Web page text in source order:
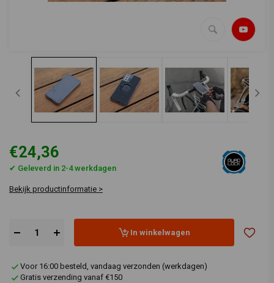
€24,36
✔ Geleverd in 2-4 werkdagen
Bekijk productinformatie >
In winkelwagen
Voor 16:00 besteld, vandaag verzonden (werkdagen)
Gratis verzending vanaf €150